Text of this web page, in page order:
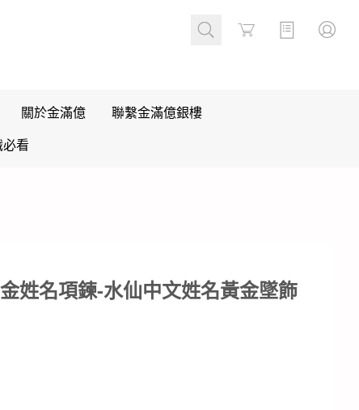
Cart
關於金滿億
聯繫金滿億銀樓
看
姓名項鍊-水仙中文姓名黃金墜飾